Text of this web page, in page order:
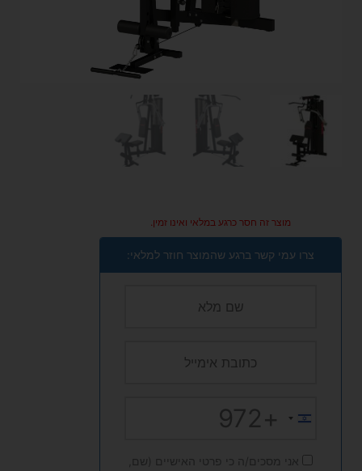
מוצר זה חסר כרגע במלאי ואינו זמין.
צרו עמי קשר ברגע שהמוצר חוזר למלאי:
Israel
+972
אני מסכים/ה כי פרטי האישיים (שם,